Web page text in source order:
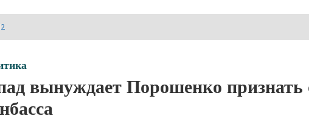
вынуждает Порошенко признать